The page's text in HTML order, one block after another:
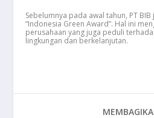
Sebelumnya pada awal tahun, PT
“Indonesia Green Award”. Hal ini
perusahaan yang juga peduli
lingkungan dan berkelanjutan.